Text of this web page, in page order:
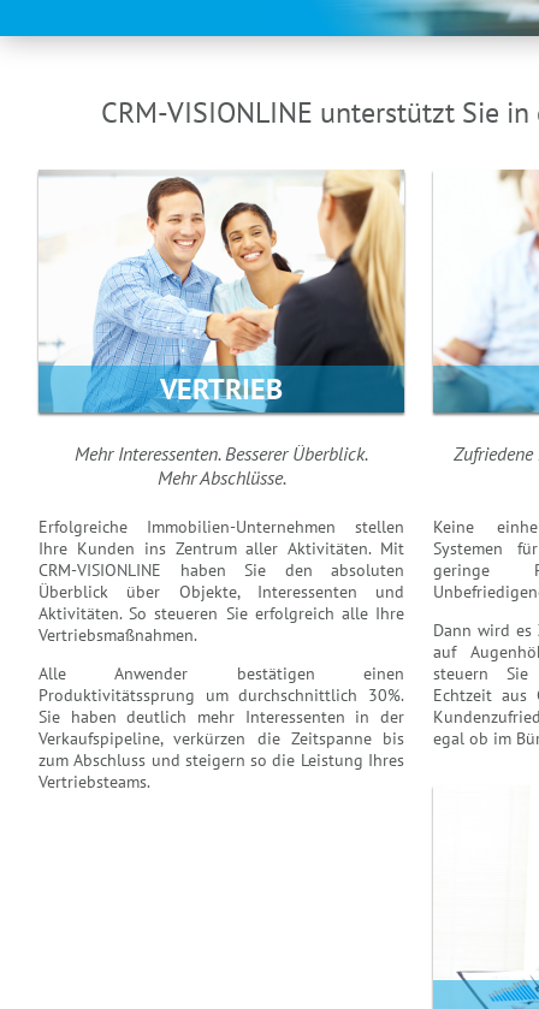
CRM-VISIONLINE unterstützt Sie
VERTRIEB
Mehr Interessenten. Besserer Überblick.
Mehr Abschlüsse.
Erfolgreiche Immobilien-Unternehmen stellen
Ihre Kunden ins Zentrum aller Aktivitäten. Mit
CRM-VISIONLINE haben Sie den absoluten
Überblick über Objekte, Interessenten und
Aktivitäten. So steueren Sie erfolgreich alle Ihre
Vertriebsmaßnahmen.
Alle Anwender bestätigen einen
Produktivitätssprung um durchschnittlich 30%.
Sie haben deutlich mehr Interessenten in der
Verkaufspipeline, verkürzen die Zeitspanne bis
zum Abschluss und steigern so die Leistung Ihres
Vertriebsteams.
Keine
Systemen
geringe
Dann wird es
auf
steuern Sie
Echtzeit aus
egal ob im